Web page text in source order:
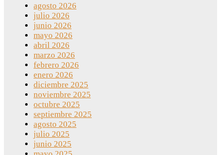
agosto 2026
julio 2026
junio 2026
mayo 2026
abril 2026
marzo 2026
febrero 2026
enero 2026
diciembre 2025
noviembre 2025
octubre 2025
septiembre 2025
agosto 2025
julio 2025
junio 2025